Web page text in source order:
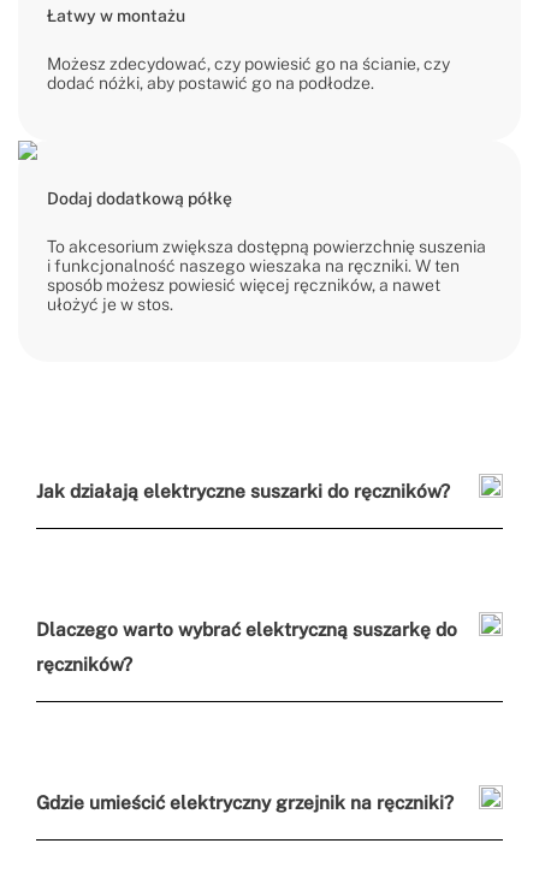
Łatwy w montażu
Możesz zdecydować, czy powiesić go na ścianie, czy
dodać nóżki, aby postawić go na podłodze.
Dodaj dodatkową półkę
To akcesorium zwiększa dostępną powierzchnię suszenia
i funkcjonalność naszego wieszaka na ręczniki. W ten
sposób możesz powiesić więcej ręczników, a nawet
ułożyć je w stos.
Jak działają elektryczne suszarki do ręczników?
Dlaczego warto wybrać elektryczną suszarkę do
ręczników?
Gdzie umieścić elektryczny grzejnik na ręczniki?